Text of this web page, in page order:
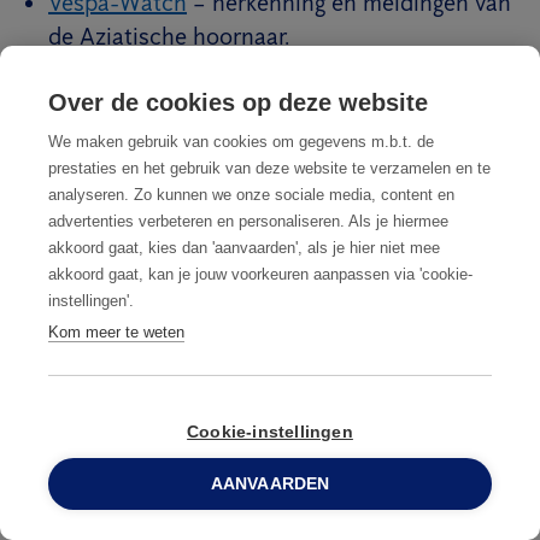
de Aziatische hoornaar.
Anticimex België.
Last van wespen of de Aziatische
hoornaar?
Vrijblijvend
Reden van contactopname
0800 96 900
Over de cookies op deze website
We maken gebruik van cookies om gegevens m.b.t. de
prestaties en het gebruik van deze website te verzamelen en te
analyseren. Zo kunnen we onze sociale media, content en
advertenties verbeteren en personaliseren. Als je hiermee
akkoord gaat, kies dan 'aanvaarden', als je hier niet mee
akkoord gaat, kan je jouw voorkeuren aanpassen via 'cookie-
instellingen'.
Kom meer te weten
Cookie-instellingen
AANVAARDEN